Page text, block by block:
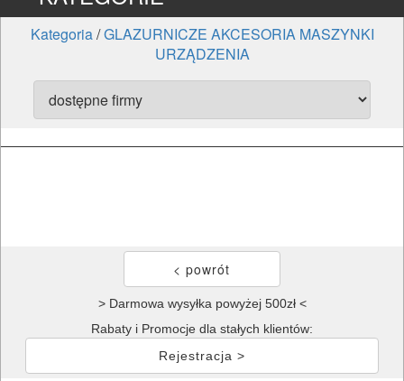
Kategoria/GLAZURNICZE AKCESORIA MASZYNKI
URZĄDZENIA
> Darmowa wysyłka powyżej 500zł <
Rabaty i Promocje dla stałych klientów:
Rejestracja >